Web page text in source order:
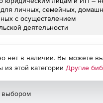
личных, семейных,
с осуществлением
деятельности
нет в наличии. Вы можете
из этой категории Другие